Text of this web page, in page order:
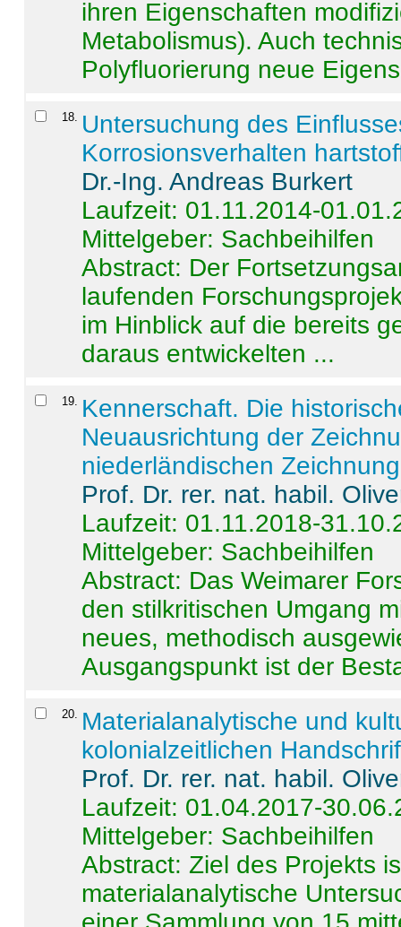
ihren Eigenschaften
Metabolismus). Auch
Polyfluorierung neue
18
Untersuchung des
Korrosionsverhalten
Dr.-Ing. Andreas Burkert
Laufzeit: 01.11.2014-
Mittelgeber: Sachbeihilfen
Abstract: Der
laufenden
im Hinblick auf die bereits
daraus entwickelten ...
19
Kennerschaft. Die
Neuausrichtung der
niederländischen
Prof. Dr. rer. nat. habil.
Laufzeit: 01.11.2018-
Mittelgeber: Sachbeihilfen
Abstract: Das Weimarer
den stilkritischen Umgang
neues, methodisch
Ausgangspunkt ist der
20
Materialanalytische und
kolonialzeitlichen
Prof. Dr. rer. nat. habil.
Laufzeit: 01.04.2017-
Mittelgeber: Sachbeihilfen
Abstract:Ziel des Projekts
materialanalytische